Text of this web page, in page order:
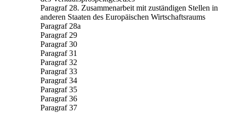
Paragraf 28. Zusammenarbeit mit zuständigen Stellen in
anderen Staaten des Europäischen Wirtschaftsraums
Paragraf 28a
Paragraf 29
Paragraf 30
Paragraf 31
Paragraf 32
Paragraf 33
Paragraf 34
Paragraf 35
Paragraf 36
Paragraf 37